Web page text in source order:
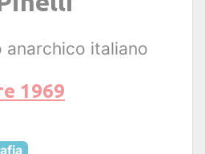
anarchico italiano
1969